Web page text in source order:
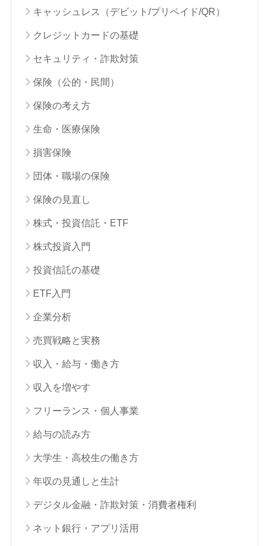
キャッシュレス（デビット/プリペイド/QR）
クレジットカードの基礎
セキュリティ・詐欺対策
保険（公的・民間）
保険の考え方
生命・医療保険
損害保険
団体・職場の保険
保険の見直し
株式・投資信託・ETF
株式投資入門
投資信託の基礎
ETF入門
企業分析
売買戦略と実務
収入・給与・働き方
収入を増やす
フリーランス・個人事業
給与の読み方
大学生・高校生の働き方
年収の見通しと生計
デジタル金融・詐欺対策・消費者権利
ネット銀行・アプリ活用